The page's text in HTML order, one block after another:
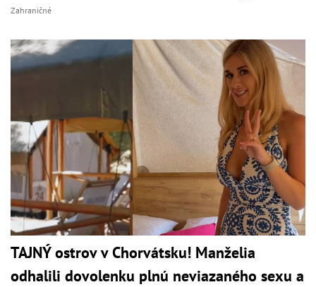
Zahraničné
TAJNÝ ostrov v Chorvátsku! Manželia
odhalili dovolenku plnú neviazaného sexu a